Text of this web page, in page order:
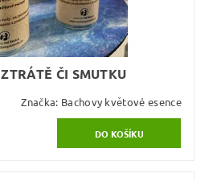
ČI SMUTKU
Značka: Bachovy květové esence